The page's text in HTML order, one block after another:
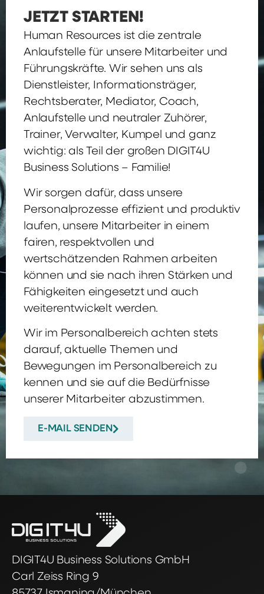
JETZT STARTEN!
Human Resources ist die zentrale
Anlaufstelle für unsere Mitarbeiter und
Führungskräfte. Wir sehen uns als
Dienstleister, Informationsträger,
Rechtsberater, Mediator, Coach,
Anlaufstelle und neutraler Zuhörer,
Trainer, Verwalter, Kumpel und ganz
wichtig: als Teil der großen DIGIT4U
Business Solutions – Familie!
Wir sorgen dafür, dass unsere
Personalprozesse effizient und produktiv
laufen, unsere Mitarbeiter in einem
fairen, respektvollen und
wertschätzenden Rahmen arbeiten
können und sie nach ihren Stärken und
Fähigkeiten eingesetzt und auch
weiterentwickelt werden.
Wir im Personalbereich achten stets
darauf, aktuelle Themen und
Bewegungen im Personalbereich zu
kennen und sie auf die Bedürfnisse
unserer Mitarbeiter abzustimmen.
E-MAIL SENDEN
DIGIT4U Business Solutions GmbH
Carl Zeiss Ring 9